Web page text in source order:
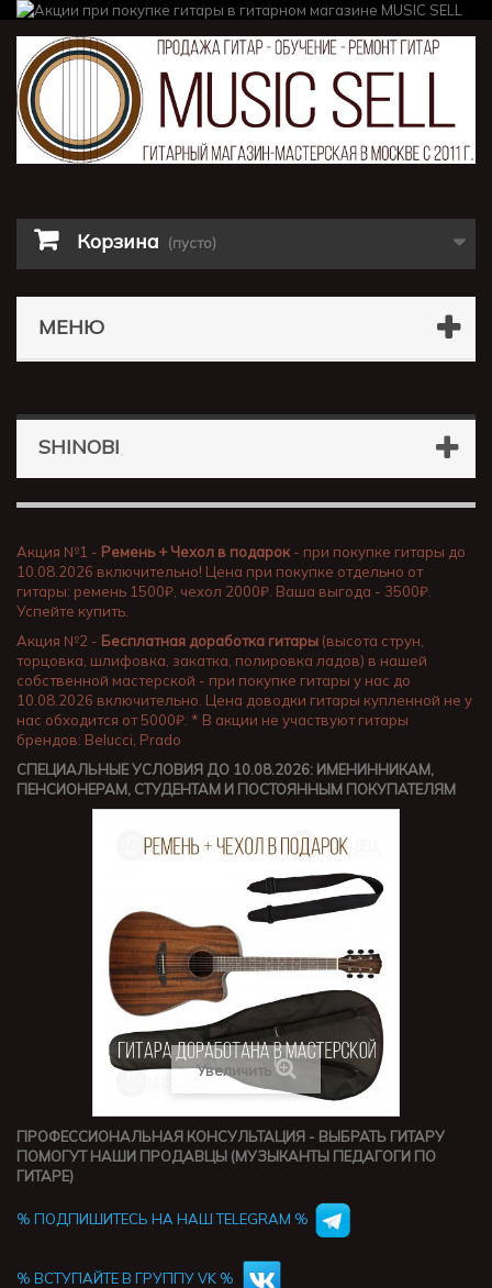
Корзина (пусто)
МЕНЮ
SHINOBI
Акция №1 - Ремень + Чехол в подарок - при покупке гитары до
10.08.2026 включительно! Цена при покупке отдельно от
гитары: ремень 1500₽, чехол 2000₽. Ваша выгода - 3500₽.
Успейте купить.
Акция №2 - Бесплатная доработка гитары (высота струн,
торцовка, шлифовка, закатка, полировка ладов) в нашей
собственной мастерской - при покупке гитары у нас до
10.08.2026 включительно. Цена доводки гитары купленной не у
нас обходится от 5000₽. * В акции не участвуют гитары
брендов: Belucci, Prado
СПЕЦИАЛЬНЫЕ УСЛОВИЯ ДО 10.08.2026: ИМЕНИННИКАМ,
ПЕНСИОНЕРАМ, СТУДЕНТАМ И ПОСТОЯННЫМ ПОКУПАТЕЛЯМ
Увеличить
ПРОФЕССИОНАЛЬНАЯ КОНСУЛЬТАЦИЯ - ВЫБРАТЬ ГИТАРУ
ПОМОГУТ НАШИ ПРОДАВЦЫ (МУЗЫКАНТЫ ПЕДАГОГИ ПО
ГИТАРЕ)
% ПОДПИШИТЕСЬ НА НАШ TELEGRAM %
% ВСТУПАЙТЕ В ГРУППУ VK %